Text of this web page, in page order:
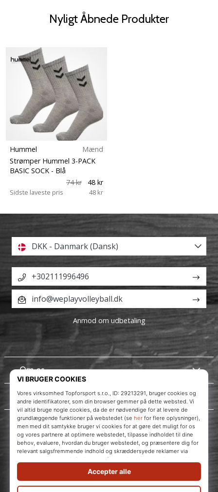
Nyligt Åbnede Produkter
Hummel
Mænd
Strømper Hummel 3-PACK
BASIC SOCK - Blå
74 kr
48 kr
Sidste laveste pris 48 kr
WePlayVolleyball.dk
Instagram
Om os
Kundeservice
DKK - Danmark (Dansk)
+302111996496
info@weplayvolleyball.dk
Anmod om udbetaling